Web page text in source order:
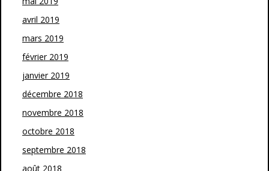
avril 2019
mars 2019
février 2019
janvier 2019
décembre 2018
novembre 2018
octobre 2018
septembre 2018
août 2018